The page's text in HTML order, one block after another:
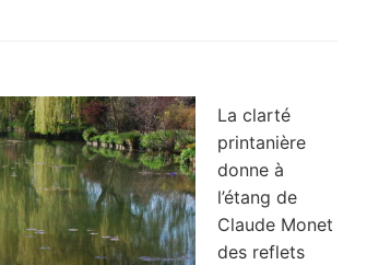
La clarté
printanière
donne à
l’étang de
Claude Monet
des reflets